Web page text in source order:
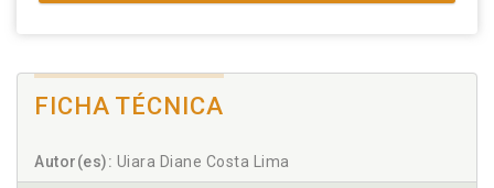
FICHA TÉCNICA
Autor(es): Uiara Diane Costa Lima